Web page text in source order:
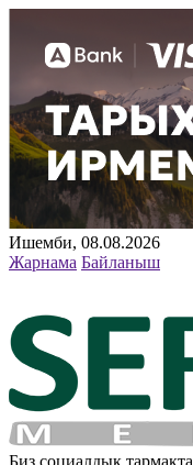
Ишемби, 08.08.2026
Жарнама Байланыш
Биз социалдык тармакта